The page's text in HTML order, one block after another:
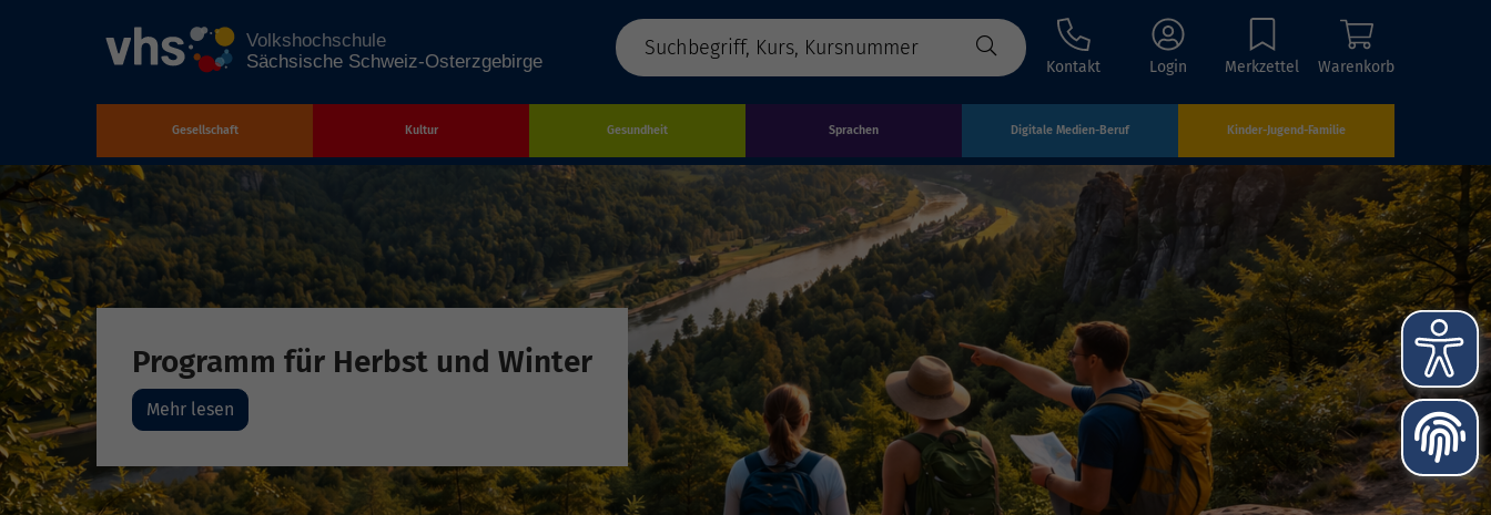
Zum Hauptinhalt springen
Kontakt Login Merkzettel Warenkorb
Gesellschaft Kultur Gesundheit Sprachen Digitale Medien-Beruf Kinder-Jugend-Familie
Programm für Herbst und Winter
Mehr lesen